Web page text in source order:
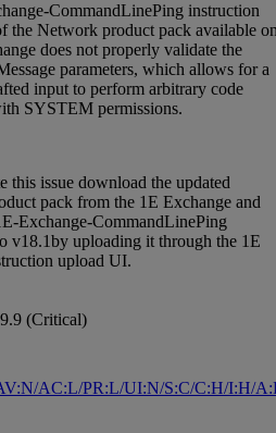
CommandLinePing instruction
the Network product pack available
does not properly validate the
parameters, which allows for a
input to perform arbitrary code
SYSTEM permissions.
this issue download the updated
pack from the 1E Exchange and
Exchange-CommandLinePing
v18.1by uploading it through the 1E
upload UI.
(Critical)
AC:L/PR:L/UI:N/S:C/C:H/I:H/